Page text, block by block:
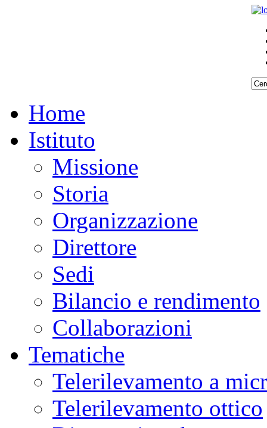
Home
Istituto
Missione
Storia
Organizzazione
Direttore
Sedi
Bilancio e rendimento
Collaborazioni
Tematiche
Telerilevamento a
Telerilevamento ottico